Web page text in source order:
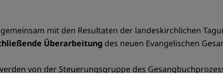
mit den Resultaten der landeskirchlichen
Überarbeitung des neuen Evangelischen
von der Steuerungsgruppe des